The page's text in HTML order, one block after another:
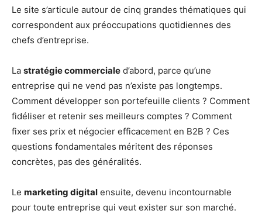
Le site s’articule autour de cinq grandes thématiques qui
correspondent aux préoccupations quotidiennes des
chefs d’entreprise.
La stratégie commerciale d’abord, parce qu’une
entreprise qui ne vend pas n’existe pas longtemps.
Comment développer son portefeuille clients ? Comment
fidéliser et retenir ses meilleurs comptes ? Comment
fixer ses prix et négocier efficacement en B2B ? Ces
questions fondamentales méritent des réponses
concrètes, pas des généralités.
Le marketing digital ensuite, devenu incontournable
pour toute entreprise qui veut exister sur son marché.